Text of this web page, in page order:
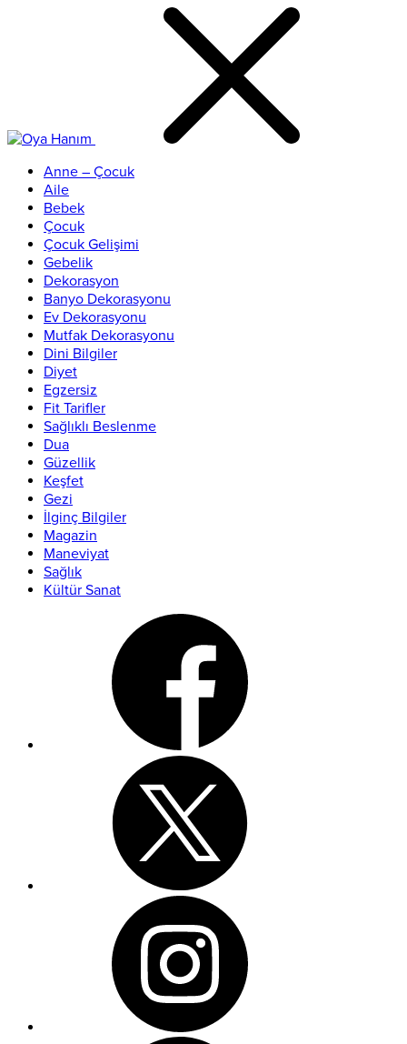
Anne – Çocuk
Aile
Bebek
Çocuk
Çocuk Gelişimi
Gebelik
Dekorasyon
Banyo Dekorasyonu
Ev Dekorasyonu
Mutfak Dekorasyonu
Dini Bilgiler
Diyet
Egzersiz
Fit Tarifler
Sağlıklı Beslenme
Dua
Güzellik
Keşfet
Gezi
İlginç Bilgiler
Magazin
Maneviyat
Sağlık
Kültür Sanat